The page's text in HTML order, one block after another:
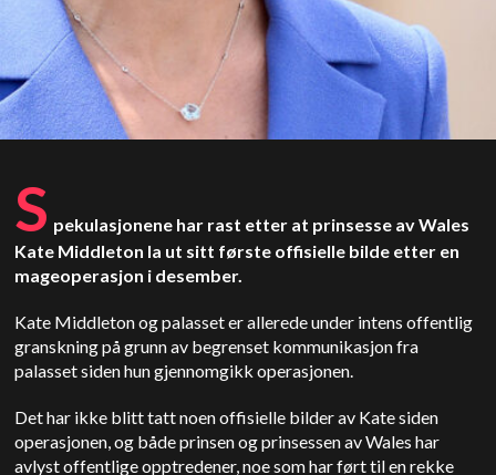
S pekulasjonene har rast etter at prinsesse av Wales
Kate Middleton la ut sitt første offisielle bilde etter en
mageoperasjon i desember.
Kate Middleton og palasset er allerede under intens offentlig
granskning på grunn av begrenset kommunikasjon fra
palasset siden hun gjennomgikk operasjonen.
Det har ikke blitt tatt noen offisielle bilder av Kate siden
operasjonen, og både prinsen og prinsessen av Wales har
avlyst offentlige opptredener, noe som har ført til en rekke